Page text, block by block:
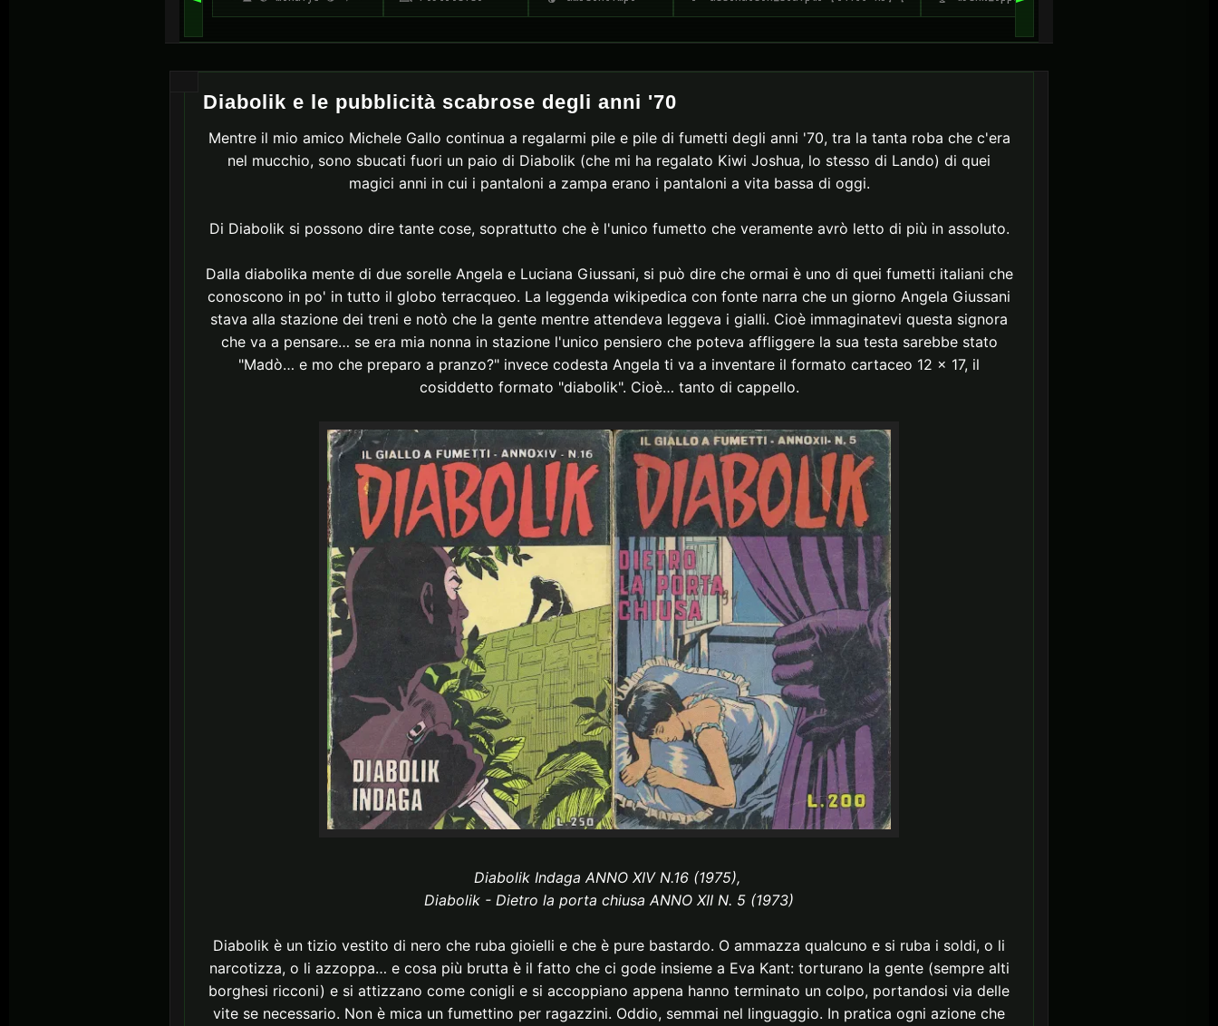
Diabolik e le pubblicità scabrose degli anni '70
Mentre il mio amico Michele Gallo continua a regalarmi pile e pile di fumetti degli anni '70, tra la tanta roba che c'era
nel mucchio, sono sbucati fuori un paio di Diabolik (che mi ha regalato Kiwi Joshua, lo stesso di Lando) di quei
magici anni in cui i pantaloni a zampa erano i pantaloni a vita bassa di oggi.
Di Diabolik si possono dire tante cose, soprattutto che è l'unico fumetto che veramente avrò letto di più in assoluto.
Dalla diabolika mente di due sorelle Angela e Luciana Giussani, si può dire che ormai è uno di quei fumetti italiani che
conoscono in po' in tutto il globo terracqueo. La leggenda wikipedica con fonte narra che un giorno Angela Giussani
stava alla stazione dei treni e notò che la gente mentre attendeva leggeva i gialli. Cioè immaginatevi questa signora
che va a pensare… se era mia nonna in stazione l'unico pensiero che poteva affliggere la sua testa sarebbe stato
"Madò… e mo che preparo a pranzo?" invece codesta Angela ti va a inventare il formato cartaceo 12 x 17, il
cosiddetto formato "diabolik". Cioè… tanto di cappello.
Diabolik Indaga ANNO XIV N.16 (1975),
Diabolik - Dietro la porta chiusa ANNO XII N. 5 (1973)
Diabolik è un tizio vestito di nero che ruba gioielli e che è pure bastardo. O ammazza qualcuno e si ruba i soldi, o li
narcotizza, o li azzoppa… e cosa più brutta è il fatto che ci gode insieme a Eva Kant: torturano la gente (sempre alti
borghesi ricconi) e si attizzano come conigli e si accoppiano appena hanno terminato un colpo, portandosi via delle
vite se necessario. Non è mica un fumettino per ragazzini. Oddio, semmai nel linguaggio. In pratica ogni azione che